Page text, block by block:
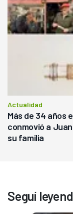
Actualidad
Más de 34 años
conmovió a
su familia
Seguí